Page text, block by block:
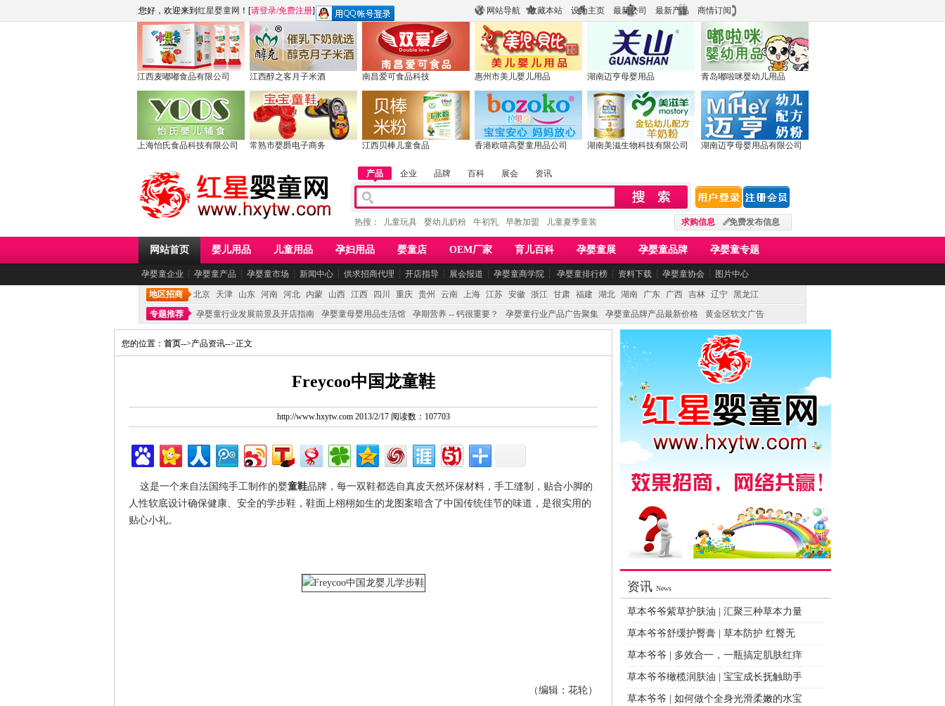
网站导航 收藏本站 设为主页 最新公司 最新产品 商情订阅
您好，欢迎来到 红星婴童网 ！[请登录/免费注册]
江西麦嘟嘟食品有限公司 江西醇之客月子米酒 南昌爱可食品科技 惠州市美儿婴儿用品 湖南迈亨母婴用品 青岛嘟啦咪婴幼儿用品
上海怡氏食品科技有限公司 常熟市婴爵电子商务 江西贝棒儿童食品 香港欧嘻高婴童用品公司 湖南美滋生物科技有限公司 湖南迈亨母婴用品有限公司
产品 企业 品牌 百科 展会 资讯
求购信息 免费发布信息
热搜： 儿童玩具 婴幼儿奶粉 牛初乳 早教加盟 儿童夏季童装
网站首页 婴儿用品 儿童用品 孕妇用品 婴童店 OEM厂家 育儿百科 孕婴童展 孕婴童品牌 孕婴童专题
孕婴童企业 ┆ 孕婴童产品 ┆ 孕婴童市场 ┆ 新闻中心 ┆ 供求招商代理 ┆ 开店指导 ┆ 展会报道 ┆ 孕婴童商学院 ┆ 孕婴童排行榜 ┆ 资料下载 ┆ 孕婴童协会 ┆ 图片中心
地区招商 北京 天津 山东 河南 河北 内蒙 山西 江西 四川 重庆 贵州 云南 上海 江苏 安徽 浙江 甘肃 福建 湖北 湖南 广东 广西 吉林 辽宁 黑龙江
专题推荐
孕婴童行业发展前景及开店指南 孕婴童母婴用品生活馆 孕期营养 -- 钙很重要？ 孕婴童行业产品广告聚集 孕婴童品牌产品最新价格 黄金区软文广告
您的位置： 首页-->产品资讯-->正文
Freycoo中国龙童鞋
http://www.hxytw.com 2013/2/17 阅读数：107703
这是一个来自法国纯手工制作的婴童鞋品牌，每一双鞋都选自真皮天然环保材料，手工缝制，贴合小脚的
人性软底设计确保健康、安全的学步鞋，鞋面上栩栩如生的龙图案暗含了中国传统佳节的味道，是很实用的
贴心小礼。
（编辑：花轮）
资讯 News
草本爷爷紫草护肤油 | 汇聚三种草本力量
草本爷爷舒缓护臀膏 | 草本防护 红臀无
草本爷爷 | 多效合一，一瓶搞定肌肤红痒
草本爷爷橄榄润肤油 | 宝宝成长抚触助手
草本爷爷 | 如何做个全身光滑柔嫩的水宝